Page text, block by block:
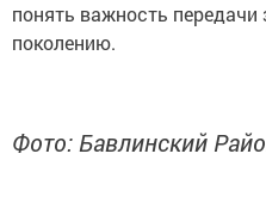
понять важность передачи
поколению.
Фото: Бавлинский